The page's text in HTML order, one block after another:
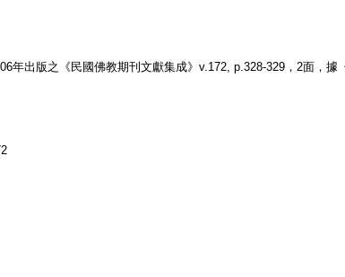
年出版之《民國佛教期刊文獻集成》v.172, p.328-329，2面，據